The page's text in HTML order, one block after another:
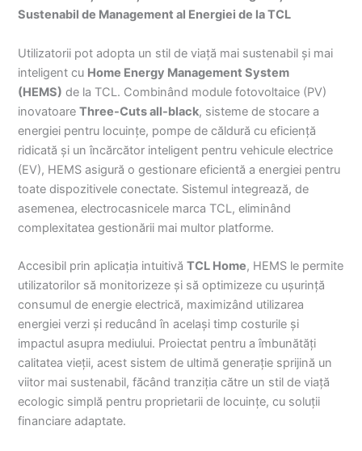
Sustenabil de Management al Energiei de la TCL
Utilizatorii pot adopta un stil de viață mai sustenabil și mai
inteligent cu Home Energy Management System
(HEMS) de la TCL. Combinând module fotovoltaice (PV)
inovatoareThree-Cuts all-black, sisteme de stocare a
energiei pentru locuințe, pompe de căldură cu eficiență
ridicată și un încărcător inteligent pentru vehicule electrice
(EV), HEMS asigură o gestionare eficientă a energiei pentru
toate dispozitivele conectate. Sistemul integrează, de
asemenea, electrocasnicele marca TCL, eliminând
complexitatea gestionării mai multor platforme.
Accesibil prin aplicația intuitivăTCL Home, HEMS le permite
utilizatorilor să monitorizeze și să optimizeze cu ușurință
consumul de energie electrică, maximizând utilizarea
energiei verzi și reducând în același timp costurile și
impactul asupra mediului. Proiectat pentru a îmbunătăți
calitatea vieții, acest sistem de ultimă generație sprijină un
viitor mai sustenabil, făcând tranziția către un stil de viață
ecologic simplă pentru proprietarii de locuințe, cu soluții
financiare adaptate.